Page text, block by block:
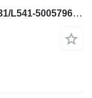
Гидрораспределитель Liebherr L531/L541-5005796-Valve/Ventile/Ventiel для фронтального погрузчика